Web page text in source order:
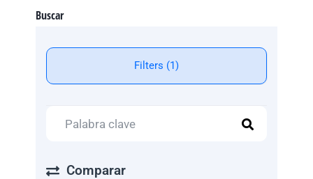
Buscar
Filters (1)
Comparar